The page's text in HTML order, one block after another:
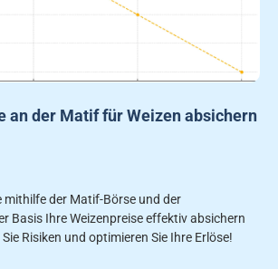
an der Matif für Weizen absichern
mithilfe der Matif-Börse und der
Basis Ihre Weizenpreise effektiv absichern
Risiken und optimieren Sie Ihre Erlöse!